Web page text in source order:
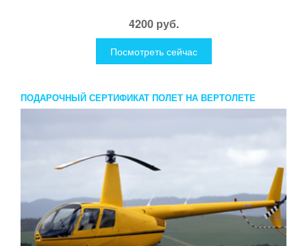
4200 руб.
Посмотреть сейчас
ПОДАРОЧНЫЙ СЕРТИФИКАТ ПОЛЕТ НА ВЕРТОЛЕТЕ
ROBINSON R-44